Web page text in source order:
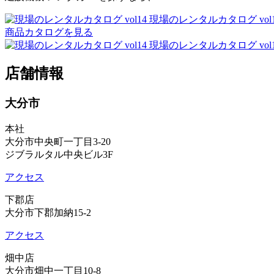
現場のレンタルカタログ
商品カタログを見る
現場のレンタルカタログ
店舗情報
大分市
本社
大分市中央町一丁目3-20
ジブラルタル中央ビル3F
アクセス
下郡店
大分市下郡加納15-2
アクセス
畑中店
大分市畑中一丁目10-8